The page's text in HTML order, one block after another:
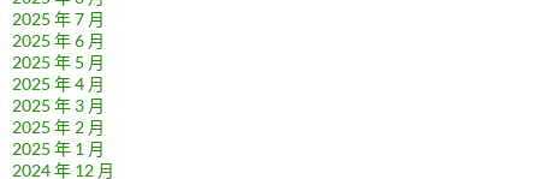
2025 年 7 月
2025 年 6 月
2025 年 5 月
2025 年 4 月
2025 年 3 月
2025 年 2 月
2025 年 1 月
2024 年 12 月